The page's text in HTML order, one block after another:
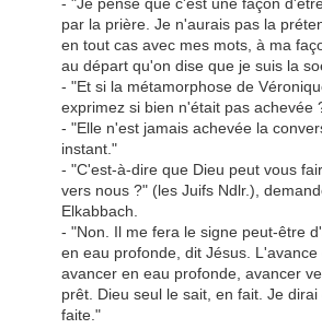
par la prière. Je n'aurais pas la
en tout cas avec mes mots, à ma
au départ qu'on dise que je suis la
- "Et si la métamorphose de
exprimez si bien n'était pas achevée
- "Elle n'est jamais achevée la
instant."
- "C'est-à-dire que Dieu peut vous
vers nous ?" (les Juifs Ndlr.),
Elkabbach.
- "Non. Il me fera le signe peut-être
en eau profonde, dit Jésus. L'avance
avancer en eau profonde, avancer
prêt. Dieu seul le sait, en fait. Je
faite."